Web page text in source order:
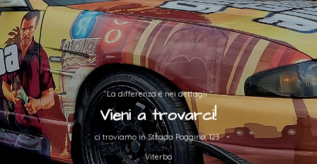
“La differenza è nei dettagli “
Vieni a trovarci!
ci troviamo in Strada Poggino, 123
Viterbo